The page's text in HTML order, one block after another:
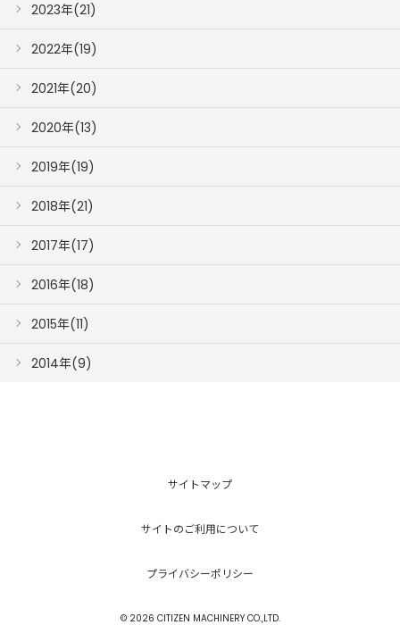
2023年(21)
2022年(19)
2021年(20)
2020年(13)
2019年(19)
2018年(21)
2017年(17)
2016年(18)
2015年(11)
2014年(9)
サイトマップ
サイトのご利用について
プライバシーポリシー
© 2026 CITIZEN MACHINERY CO.,LTD.